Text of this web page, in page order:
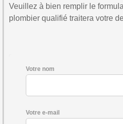
Veuillez à bien remplir le
plombier qualifié traitera votre
Votre nom
Votre e-mail